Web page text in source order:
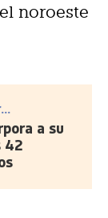
noroeste
a su
42